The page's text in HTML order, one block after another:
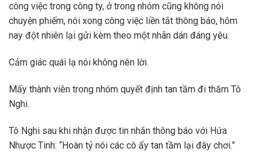
công việc trong công ty, ở trong nhóm cũng không nói
chuyện phiếm, nói xong công việc liền tắt thông báo, hôm
nay đột nhiên lại gửi kèm theo một nhãn dán đáng yêu.
Cảm giác quái lạ nói không nên lời.
Mấy thành viên trong nhóm quyết định tan tầm đi thăm Tô
Nghi.
Tô Nghi sau khi nhận được tin nhắn thông báo với Hứa
Nhược Tinh: “Hoàn tỷ nói các cô ấy tan tầm lại đây chơi.”